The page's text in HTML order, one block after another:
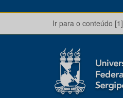
Ir para o conteúdo [1]